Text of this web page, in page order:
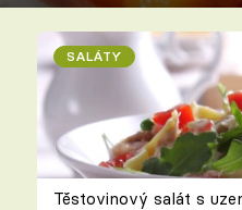
SALÁTY
Těstovinový salát s